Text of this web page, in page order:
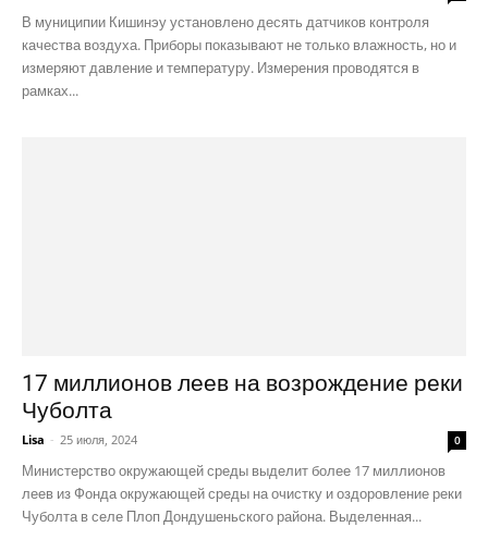
В муниципии Кишинэу установлено десять датчиков контроля
качества воздуха. Приборы показывают не только влажность, но и
измеряют давление и температуру. Измерения проводятся в
рамках...
17 миллионов леев на возрождение реки
Чуболта
Lisa - 25 июля, 2024 0
Министерство окружающей среды выделит более 17 миллионов
леев из Фонда окружающей среды на очистку и оздоровление реки
Чуболта в селе Плоп Дондушеньского района. Выделенная...